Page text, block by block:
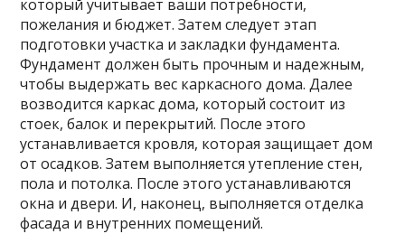
который учитывает ваши потребности,
пожелания и бюджет. Затем следует этап
подготовки участка и закладки фундамента.
Фундамент должен быть прочным и надежным,
чтобы выдержать вес каркасного дома. Далее
возводится каркас дома, который состоит из
стоек, балок и перекрытий. После этого
устанавливается кровля, которая защищает дом
от осадков. Затем выполняется утепление стен,
пола и потолка. После этого устанавливаются
окна и двери. И, наконец, выполняется отделка
фасада и внутренних помещений.